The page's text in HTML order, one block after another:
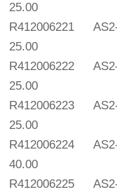
25.00
R412006221
25.00
R412006222
25.00
R412006223
25.00
R412006224
40.00
R412006225